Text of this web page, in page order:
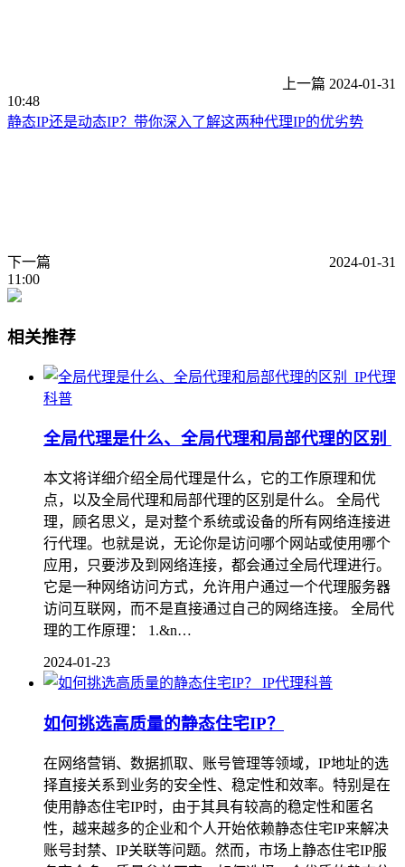
上一篇 2024-01-31
10:48
静态IP还是动态IP？带你深入了解这两种代理IP的优劣势
下一篇
2024-01-31
11:00
相关推荐
IP代理
科普
全局代理是什么、全局代理和局部代理的区别
本文将详细介绍全局代理是什么，它的工作原理和优
点，以及全局代理和局部代理的区别是什么。 全局代
理，顾名思义，是对整个系统或设备的所有网络连接进
行代理。也就是说，无论你是访问哪个网站或使用哪个
应用，只要涉及到网络连接，都会通过全局代理进行。
它是一种网络访问方式，允许用户通过一个代理服务器
访问互联网，而不是直接通过自己的网络连接。 全局代
理的工作原理： 1.&n…
2024-01-23
IP代理科普
如何挑选高质量的静态住宅IP？
在网络营销、数据抓取、账号管理等领域，IP地址的选
择直接关系到业务的安全性、稳定性和效率。特别是在
使用静态住宅IP时，由于其具有较高的稳定性和匿名
性，越来越多的企业和个人开始依赖静态住宅IP来解决
账号封禁、IP关联等问题。然而，市场上静态住宅IP服